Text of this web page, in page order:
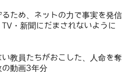
るため、ネットの力で事実を発信
TV・新聞にだまされないように
い教員たちがおこした、人命を奪
の動画3年分